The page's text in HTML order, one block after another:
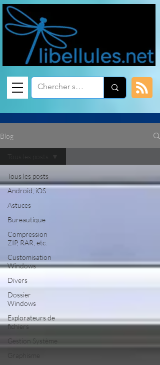
Blog
Tous les posts
Android, iOS
Astuces
Bureautique
Compression
ZIP, RAR, etc.
Customisation
Windows
Divers
Dossier
Windows
Explorateurs de
fichiers
Gestion Système
Graphisme